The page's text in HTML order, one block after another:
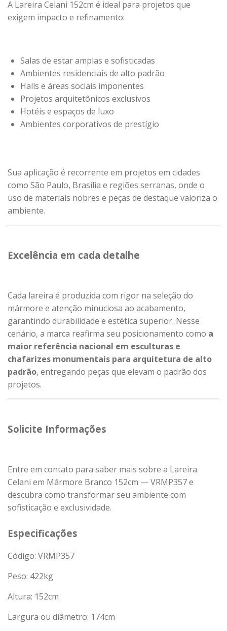
A Lareira Celani 152cm é ideal para projetos que
exigem impacto e refinamento:
Salas de estar amplas e sofisticadas
Ambientes residenciais de alto padrão
Halls e áreas sociais imponentes
Projetos arquitetônicos exclusivos
Hotéis e espaços de luxo
Ambientes corporativos de prestígio
Sua aplicação é recorrente em projetos em cidades
como São Paulo, Brasília e regiões serranas, onde o
uso de materiais nobres e peças de destaque valoriza o
ambiente.
Excelência em cada detalhe
Cada lareira é produzida com rigor na seleção do
mármore e atenção minuciosa ao acabamento,
garantindo durabilidade e estética superior. Nesse
cenário, a marca reafirma seu posicionamento como a
maior referência nacional em esculturas e
chafarizes monumentais para arquitetura de alto
padrão, entregando peças que elevam o padrão dos
projetos.
Solicite Informações
Entre em contato para saber mais sobre a Lareira
Celani em Mármore Branco 152cm — VRMP357 e
descubra como transformar seu ambiente com
sofisticação e exclusividade.
Especificações
Código: VRMP357
Peso: 422kg
Altura: 152cm
Largura ou diâmetro: 174cm